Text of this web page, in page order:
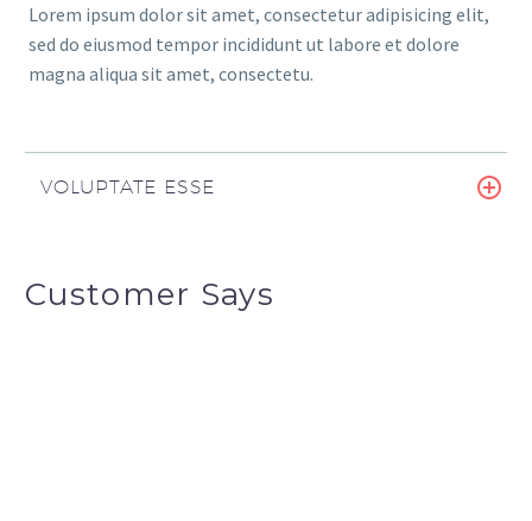
Lorem ipsum dolor sit amet, consectetur adipisicing elit,
sed do eiusmod tempor incididunt ut labore et dolore
magna aliqua sit amet, consectetu.
VOLUPTATE ESSE
Customer Says